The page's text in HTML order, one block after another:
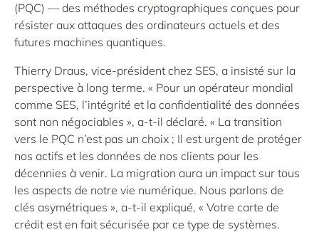
(PQC) — des méthodes cryptographiques conçues pour
résister aux attaques des ordinateurs actuels et des
futures machines quantiques.
Thierry Draus, vice-président chez SES, a insisté sur la
perspective à long terme. « Pour un opérateur mondial
comme SES, l’intégrité et la confidentialité des données
sont non négociables », a-t-il déclaré. « La transition
vers le PQC n’est pas un choix ; Il est urgent de protéger
nos actifs et les données de nos clients pour les
décennies à venir. La migration aura un impact sur tous
les aspects de notre vie numérique. Nous parlons de
clés asymétriques », a-t-il expliqué, « Votre carte de
crédit est en fait sécurisée par ce type de systèmes.